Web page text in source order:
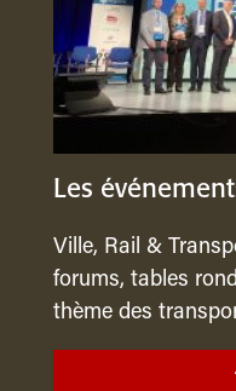
Les
Ville, Rail &
forums, tables
thème des